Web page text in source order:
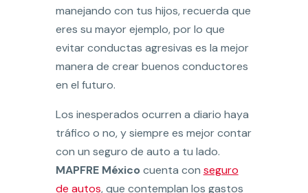
manejando con tus hijos, recuerda que
eres su mayor ejemplo, por lo que
evitar conductas agresivas es la mejor
manera de crear buenos conductores
en el futuro.
Los inesperados ocurren a diario haya
tráfico o no, y siempre es mejor contar
con un seguro de auto a tu lado.
MAPFRE México cuenta con seguro
de autos, que contemplan los gastos